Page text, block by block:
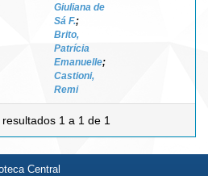
Giuliana de
Sá F.;
Brito,
Patrícia
Emanuelle;
Castioni,
Remi
1 a 1 de 1
Central